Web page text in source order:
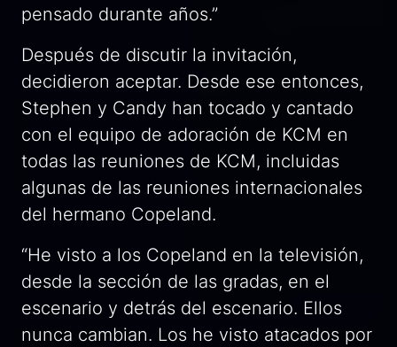
pensado durante años.”
Después de discutir la invitación,
decidieron aceptar. Desde ese entonces,
Stephen y Candy han tocado y cantado
con el equipo de adoración de KCM en
todas las reuniones de KCM, incluidas
algunas de las reuniones internacionales
del hermano Copeland.
“He visto a los Copeland en la televisión,
desde la sección de las gradas, en el
escenario y detrás del escenario. Ellos
nunca cambian. Los he visto atacados por